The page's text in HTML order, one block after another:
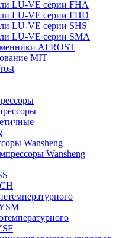
LU-VE серии FHA
LU-VE серии FHD
LU-VE серии SHS
LU-VE серии SMA
AFROST
MIT
Wansheng
Wansheng